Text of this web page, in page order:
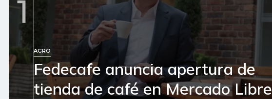
1
AGRO
Fedecafe anuncia apertura de
tienda de café en Mercado Libre